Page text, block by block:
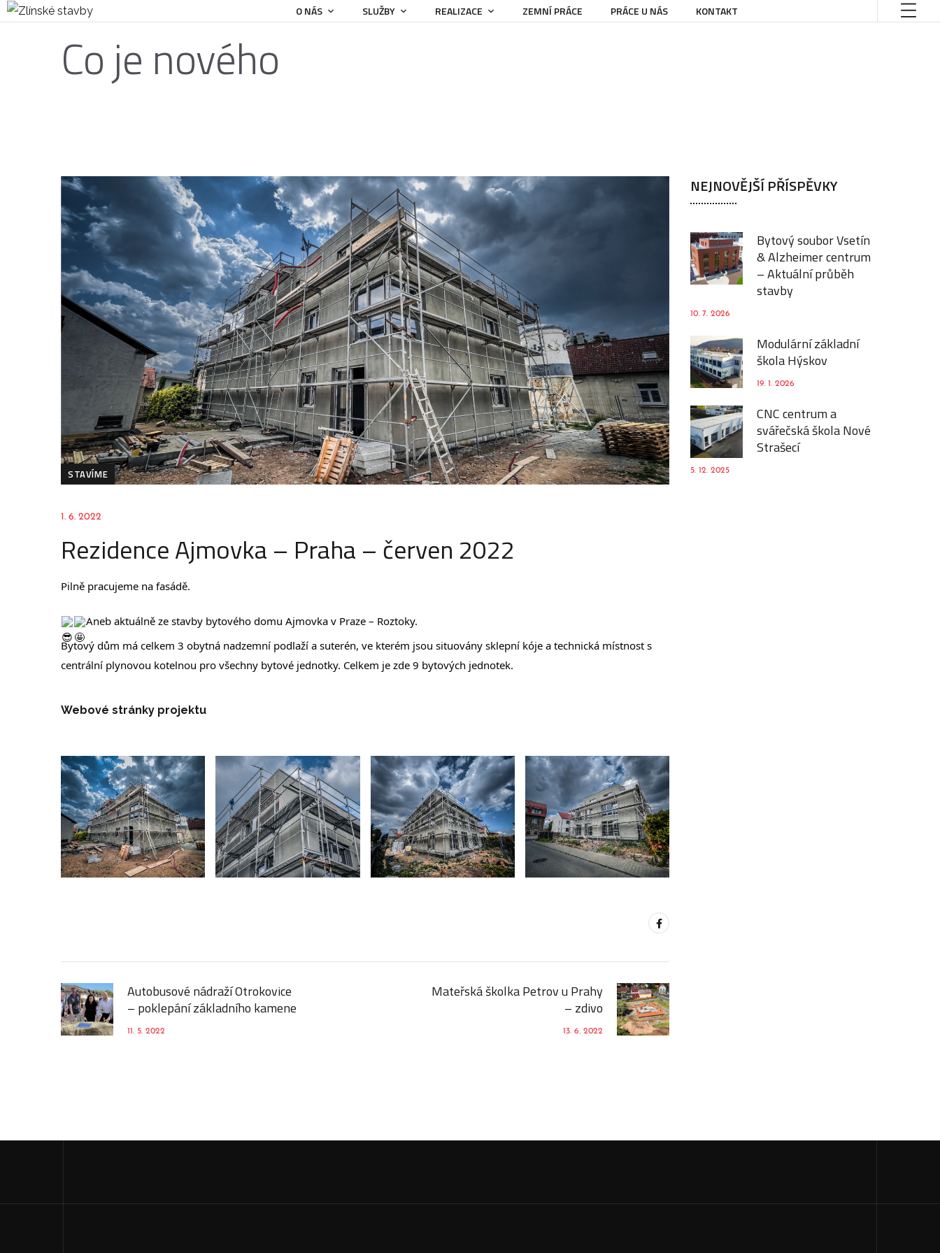
O NÁS SLUŽBY REALIZACE ZEMNÍ PRÁCE PRÁCE U NÁS KONTAKT
Co je nového
STAVÍME
1. 6. 2022
Rezidence Ajmovka – Praha – červen 2022
Pilně pracujeme na fasádě.
Aneb aktuálně ze stavby bytového domu Ajmovka v Praze – Roztoky.
Bytový dům má celkem 3 obytná nadzemní podlaží a suterén, ve kterém jsou situovány sklepní kóje a technická místnost s
centrální plynovou kotelnou pro všechny bytové jednotky. Celkem je zde 9 bytových jednotek.
Webové stránky projektu
Autobusové nádraží Otrokovice
– poklepání základního kamene
11. 5. 2022
Mateřská školka Petrov u Prahy
– zdivo
13. 6. 2022
NEJNOVĚJŠÍ PŘÍSPĚVKY
Bytový soubor Vsetín
& Alzheimer centrum
– Aktuální průběh
stavby
10. 7. 2026
Modulární základní
škola Hýskov
19. 1. 2026
CNC centrum a
svářečská škola Nové
Strašecí
5. 12. 2025